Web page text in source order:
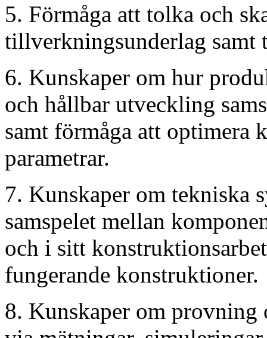
5. Förmåga att tolka och
tillverkningsunderlag samt
6. Kunskaper om hur
och hållbar utveckling
samt förmåga att optimera
parametrar.
7. Kunskaper om tekniska
samspelet mellan
och i sitt
fungerande konstruktioner.
8. Kunskaper om